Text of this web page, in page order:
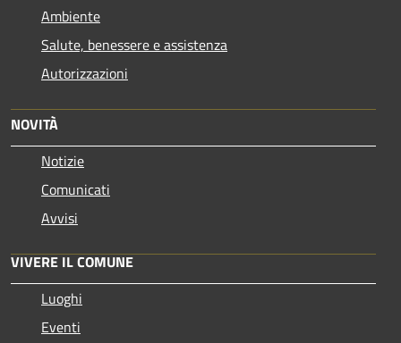
Ambiente
Salute, benessere e assistenza
Autorizzazioni
NOVITÀ
Notizie
Comunicati
Avvisi
VIVERE IL COMUNE
Luoghi
Eventi